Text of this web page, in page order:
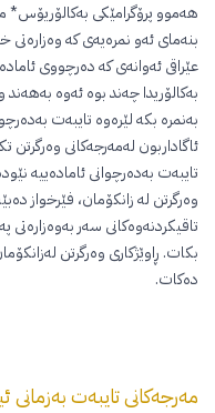
هەموو پرۆگرامێکی
بنەمای ئەو نمرەیەی کە وەزارەتی
عێراقی ئەوانەی کە دەرچووی
بەکالۆریدا چەند بوە ئەوە
بەنمرە بکە لێرەوە تایبەت
ئاگاداربون لەمەرجەکانی
تایبەت بەدەرچوانی ئامادەییە
وەرگرتن لە زانکۆمان، فێرخواز
تاقیکردنەوەکانی سەر
بکات. ڕاوێژکاری وەرگرتن
دەکات.
مەرجەکانی تایبەت بەزمانی